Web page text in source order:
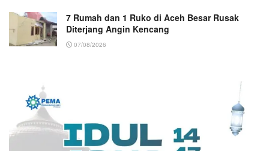
7 Rumah dan 1 Ruko di Aceh Besar Rusak
Diterjang Angin Kencang
07/08/2026